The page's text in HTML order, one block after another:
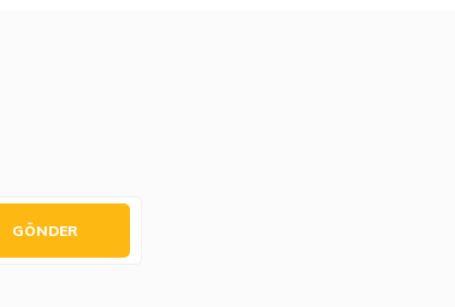
GÖNDER